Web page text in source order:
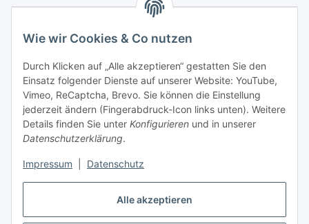
Alle akzeptieren
Wie wir Cookies & Co nutzen
Durch Klicken auf „Alle akzeptieren“ gestatten Sie den
Einsatz folgender Dienste auf unserer Website: YouTube,
Vimeo, ReCaptcha, Brevo. Sie können die Einstellung
jederzeit ändern (Fingerabdruck-Icon links unten). Weitere
Details finden Sie unter Konfigurieren und in unserer
Datenschutzerklärung.
Impressum Datenschutz
Vertrag widerrufen